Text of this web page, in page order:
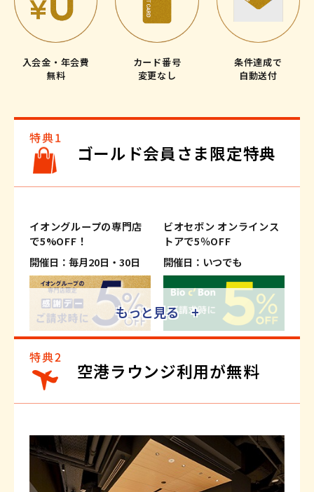
入会金・年会費
無料
カード番号
変更なし
条件達成で
自動送付
ゴールド会員さま限定特典
イオングループの専門店
で5%OFF！
開催日：毎月20日・30日
※一部、対象外の専門店および商
品・サービスがございます。
詳しくはこちら
ビオセボン オンラインス
トアで5％OFF
開催日：いつでも
5％OFF！さらにWAON
POINT基本の5倍！
開催日：いつでも
ご請求時に最大2％OFF
開催日：いつでも
もっと見る +
空港ラウンジ利用が無料